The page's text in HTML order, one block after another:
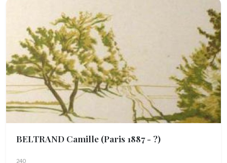
BELTRAND Camille (Paris 1887 - ?)
240